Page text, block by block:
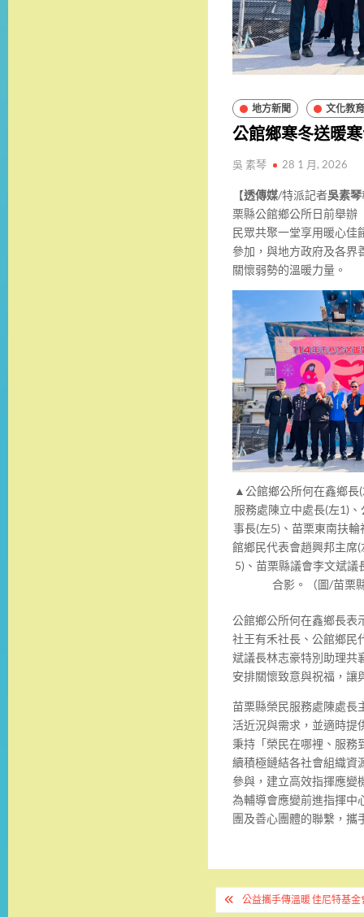
地方新聞 文化教育
公館鄉寒冬送暖
吳 素琴 28 1 月, 2026
【透傳媒/特派記者吳素琴
栗縣公館鄉公所日前舉辦
民眾共聚一堂享用暖心佳
參加，與地方政府及各界
關懷弱勢的溫暖力量。
▲公館鄉公所何在鑫鄉長
服務處陳立中處長(左1)
事長(左5)、苗栗東南扶
館鄉民代表會趙興邦主席
5)、苗栗縣議會李文斌議
合影。（圖/苗栗
公館鄉公所何在鑫鄉長表
社王有禾社長、公館鄉民
斌議長林志豪特別助理共
安排關懷致意與祝福，讓
苗栗縣榮民服務處陳處長
活近況與需求，並適時提
秉持「榮民在哪裡、服務
續積極鏈結各社會組織資
參與，建立高效指揮應變
為輔導會應變前進指揮中
團及善心團體的聯繫，攜
文 公益攜手傳溫暖 佳尼特基